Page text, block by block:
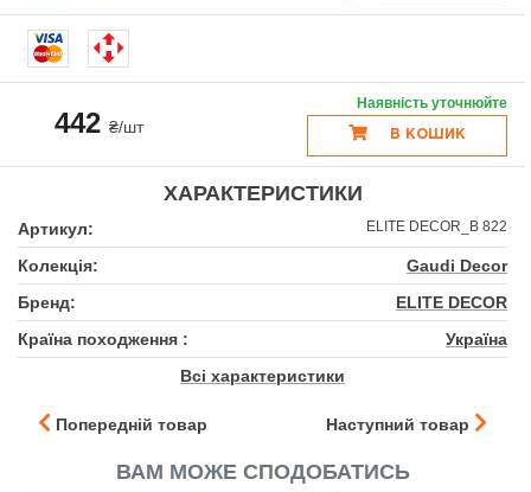
442₴/шт
Наявність уточнюйте
В КОШИК
ХАРАКТЕРИСТИКИ
Артикул: ELITE DECOR_B 822
Колекція:
Gaudi Decor
Бренд:
ELITE DECOR
Країна походження :
Україна
Всі характеристики
Попередній товар Наступний товар
ВАМ МОЖЕ СПОДОБАТИСЬ